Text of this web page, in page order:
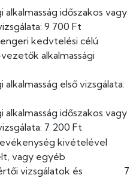
alkalmasság időszakos vagy
9 700 Ft
kedvtelési célú
alkalmassági
alkalmasság első vizsgálata:
alkalmasság időszakos vagy
7 200 Ft
kivételével
vagy egyéb
vizsgálatok és
7